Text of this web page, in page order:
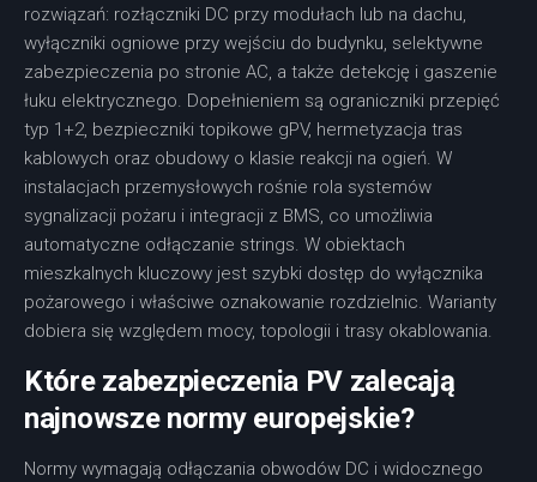
rozwiązań: rozłączniki DC przy modułach lub na dachu,
wyłączniki ogniowe przy wejściu do budynku, selektywne
zabezpieczenia po stronie AC, a także detekcję i gaszenie
łuku elektrycznego. Dopełnieniem są ograniczniki przepięć
typ 1+2, bezpieczniki topikowe gPV, hermetyzacja tras
kablowych oraz obudowy o klasie reakcji na ogień. W
instalacjach przemysłowych rośnie rola systemów
sygnalizacji pożaru i integracji z BMS, co umożliwia
automatyczne odłączanie strings. W obiektach
mieszkalnych kluczowy jest szybki dostęp do wyłącznika
pożarowego i właściwe oznakowanie rozdzielnic. Warianty
dobiera się względem mocy, topologii i trasy okablowania.
Które zabezpieczenia PV zalecają
najnowsze normy europejskie?
Normy wymagają odłączania obwodów DC i widocznego